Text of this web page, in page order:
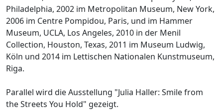
Philadelphia, 2002 im Metropolitan Museum, New York,
2006 im Centre Pompidou, Paris, und im Hammer
Museum, UCLA, Los Angeles, 2010 in der Menil
Collection, Houston, Texas, 2011 im Museum Ludwig,
Köln und 2014 im Lettischen Nationalen Kunstmuseum,
Riga.
Parallel wird die Ausstellung "Julia Haller: Smile from
the Streets You Hold" gezeigt.